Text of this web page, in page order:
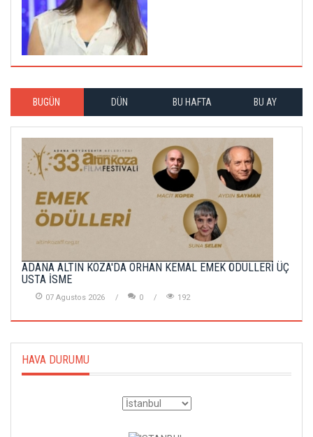
BUGÜN DÜN BU HAFTA BU AY
ADANA ALTIN KOZA'DA ORHAN KEMAL EMEK ÖDÜLLERİ ÜÇ
USTA İSME
07 Agustos 2026 0 192
HAVA DURUMU